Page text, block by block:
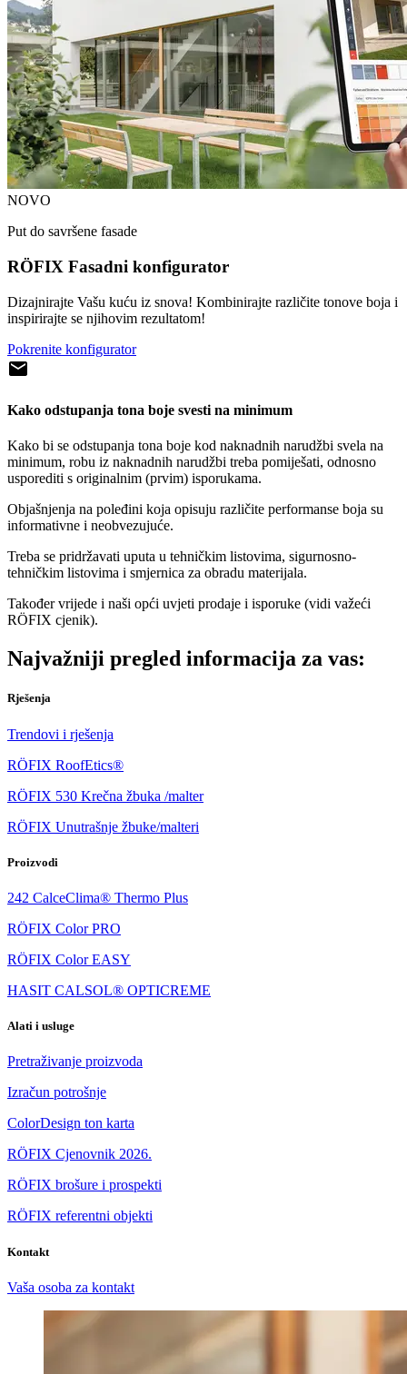
NOVO
Put do savršene fasade
RÖFIX Fasadni konfigurator
Dizajnirajte Vašu kuću iz snova! Kombinirajte različite tonove boja i
inspirirajte se njihovim rezultatom!
Pokrenite konfigurator
Kako odstupanja tona boje svesti na minimum
Kako bi se odstupanja tona boje kod naknadnih narudžbi svela na
minimum, robu iz naknadnih narudžbi treba pomiješati, odnosno
usporediti s originalnim (prvim) isporukama.
Objašnjenja na poleđini koja opisuju različite performanse boja su
informativne i neobvezujuće.
Treba se pridržavati uputa u tehničkim listovima, sigurnosno-
tehničkim listovima i smjernica za obradu materijala.
Također vrijede i naši opći uvjeti prodaje i isporuke (vidi važeći
RÖFIX cjenik).
Najvažniji pregled informacija za vas:
Rješenja
Trendovi i rješenja
RÖFIX RoofEtics®
RÖFIX 530 Krečna žbuka /malter
RÖFIX Unutrašnje žbuke/malteri
Proizvodi
242 CalceClima® Thermo Plus
RÖFIX Color PRO
RÖFIX Color EASY
HASIT CALSOL® OPTICREME
Alati i usluge
Pretraživanje proizvoda
Izračun potrošnje
ColorDesign ton karta
RÖFIX Cjenovnik 2026.
RÖFIX brošure i prospekti
RÖFIX referentni objekti
Kontakt
Vaša osoba za kontakt